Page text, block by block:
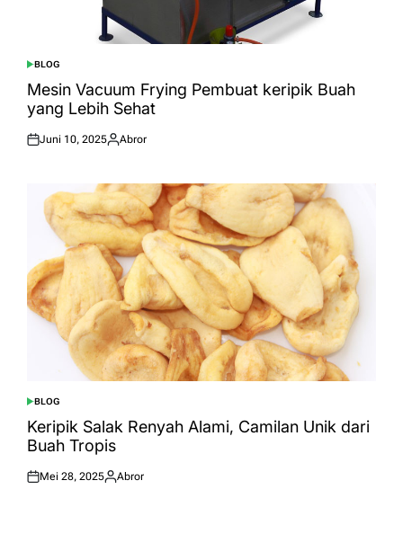
POSTED
IN
BLOG
Mesin Vacuum Frying Pembuat keripik Buah
yang Lebih Sehat
Posted
Juni 10, 2025
Posted
Abror
POSTED
IN
BLOG
Keripik Salak Renyah Alami, Camilan Unik dari
Buah Tropis
Posted
Mei 28, 2025
Posted
Abror